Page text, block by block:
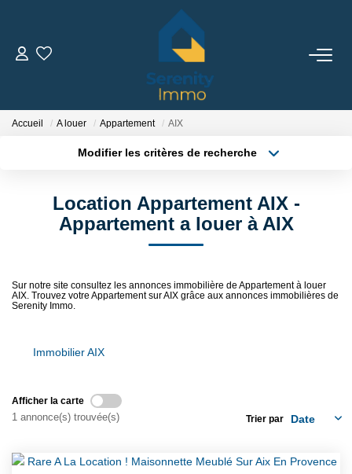
ACHETER
LOUER
FAIRE GÉRER
Accueil A louer Appartement AIX
Modifier les critères de recherche
Sélectionnez...
Type de bien
Surface min
Créer une alerte
Location Appartement AIX -
Appartement a louer à AIX
Sur notre site consultez les annonces immobilière de Appartement à louer
AIX. Trouvez votre Appartement sur AIX grâce aux annonces immobilières de
Serenity Immo.
Immobilier AIX
Afficher la carte
1 annonce(s) trouvée(s) Trier par